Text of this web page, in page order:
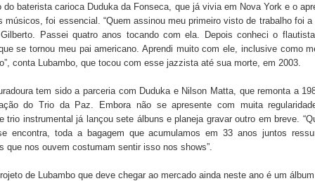
do baterista carioca Duduka da Fonseca, que já vivia em Nova York e o
músicos, foi essencial. “Quem assinou meu primeiro visto de trabalho foi a
Passei quatro anos tocando com ela. Depois conheci o
se tornou meu pai americano. Aprendi muito com ele, inclusive como
conta Lubambo, que tocou com esse jazzista até sua morte, em 2003.
tem sido a parceria com Duduka e Nilson Matta, que remonta a
do Trio da Paz. Embora não se apresente com muita
trio instrumental já lançou sete álbuns e planeja gravar outro em breve.
encontra, toda a bagagem que acumulamos em 33 anos juntos
que nos ouvem costumam sentir isso nos shows”.
de Lubambo que deve chegar ao mercado ainda neste ano é um